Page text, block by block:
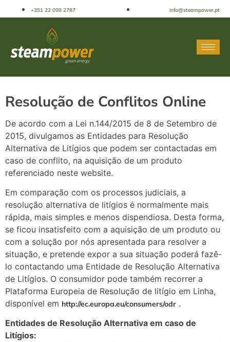
+351 22 099 2787 info@steampower.pt
Resolução de Conflitos Online
De acordo com a Lei n.144/2015 de 8 de Setembro de
2015, divulgamos as Entidades para Resolução
Alternativa de Litígios que podem ser contactadas em
caso de conflito, na aquisição de um produto
referenciado neste website.
Em comparação com os processos judiciais, a
resolução alternativa de litígios é normalmente mais
rápida, mais simples e menos dispendiosa. Desta forma,
se ficou insatisfeito com a aquisição de um produto ou
com a solução por nós apresentada para resolver a
situação, e pretende expor a sua situação poderá fazê-
lo contactando uma Entidade de Resolução Alternativa
de Litígios. O consumidor pode também recorrer a
Plataforma Europeia de Resolução de litígio em Linha,
disponível em http://ec.europa.eu/consumers/odr .
Entidades de Resolução Alternativa em caso de
Litígios: